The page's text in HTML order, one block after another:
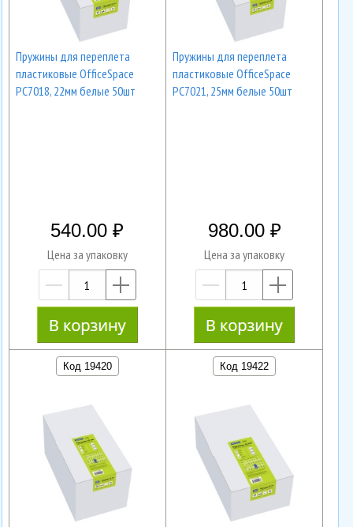
Пружины для переплета
пластиковые OfficeSpace
PC7018, 22мм белые 50шт
540.00
Цена за упаковку
—
Пружины для переплета
пластиковые OfficeSpace
PC7021, 25мм белые 50шт
980.00
Цена за упаковку
—
Код 19420 Код 19422